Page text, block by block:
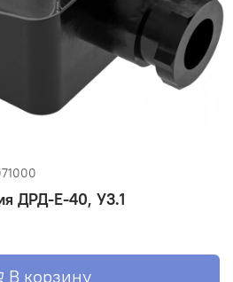
ДРД-Е-40, У3.1
В корзину